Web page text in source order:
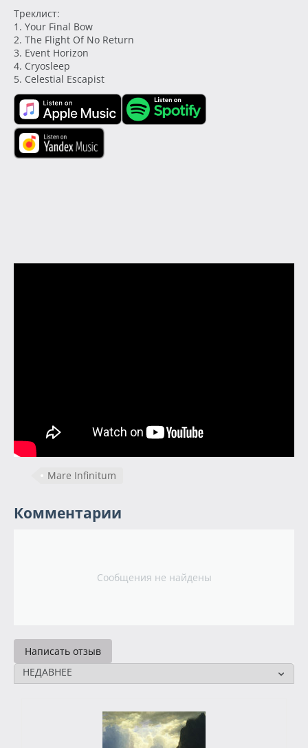
Треклист:
1. Your Final Bow
2. The Flight Of No Return
3. Event Horizon
4. Cryosleep
5. Celestial Escapist
Mare Infinitum
Комментарии
Сообщения не найдены
Написать отзыв
НЕДАВНЕЕ